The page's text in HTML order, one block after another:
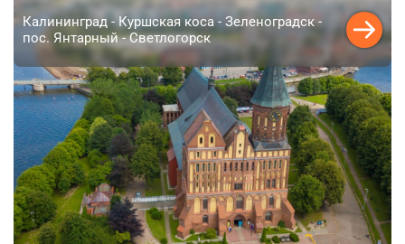
Калининград - Куршская коса - Зеленоградск -
пос. Янтарный - Светлогорск